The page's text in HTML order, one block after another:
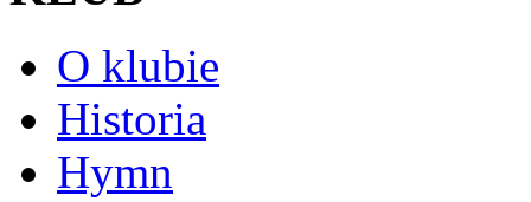
O klubie
Historia
Hymn